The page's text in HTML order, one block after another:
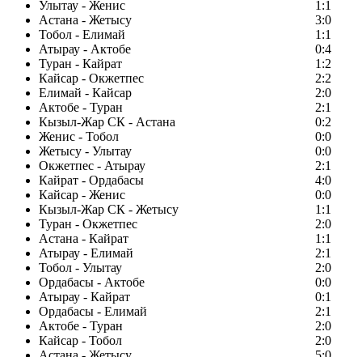
Улытау - Женис
1:1
Астана - Жетысу
3:0
Тобол - Елимай
1:1
Атырау - Актобе
0:4
Туран - Кайрат
1:2
Кайсар - Окжетпес
2:2
Елимай - Кайсар
2:0
Актобе - Туран
2:1
Кызыл-Жар СК - Астана
0:2
Женис - Тобол
0:0
Жетысу - Улытау
0:0
Окжетпес - Атырау
2:1
Кайрат - Ордабасы
4:0
Кайсар - Женис
0:0
Кызыл-Жар СК - Жетысу
1:1
Туран - Окжетпес
2:0
Астана - Кайрат
1:1
Атырау - Елимай
2:1
Тобол - Улытау
2:0
Ордабасы - Актобе
0:0
Атырау - Кайрат
0:1
Ордабасы - Елимай
2:1
Актобе - Туран
2:0
Кайсар - Тобол
2:0